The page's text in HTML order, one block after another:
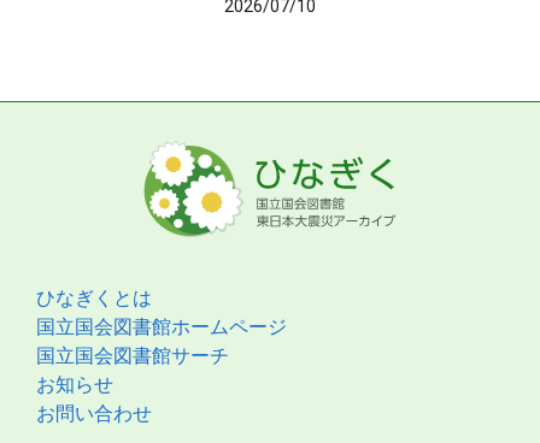
2026/07/10
ひなぎくとは
国立国会図書館ホームページ
国立国会図書館サーチ
お知らせ
お問い合わせ